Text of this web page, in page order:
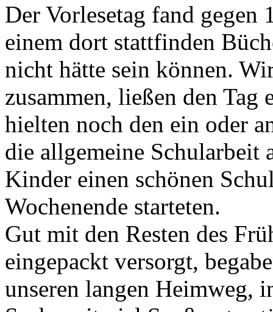
Der Vorlesetag fand
einem dort stattfinden
nicht hätte sein können.
zusammen, ließen den Tag
hielten noch den ein oder
die allgemeine Schularbeit
Kinder einen schönen
Wochenende starteten.
Gut mit den Resten des
eingepackt versorgt,
unseren langen Heimweg,